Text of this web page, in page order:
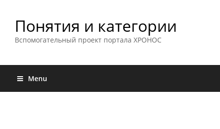
Понятия и категории
Вспомогательный проект портала ХРОНОС
Menu